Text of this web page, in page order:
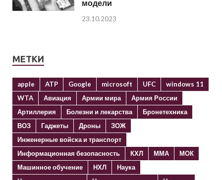
модели
23.10.2023
МЕТКИ
apple ATP Google microsoft UFC
windows 11
WTA
Авиация Армии мира
Армия России
Артиллерия
Болезни и лекарства
Бронетехника
ВОЗ
Гаджеты Дроны
ЗОЖ
Инженерные войска и транспорт
Информационная безопасность
КХЛ ММА
МОК
Машинное обучение
НХЛ
Наука